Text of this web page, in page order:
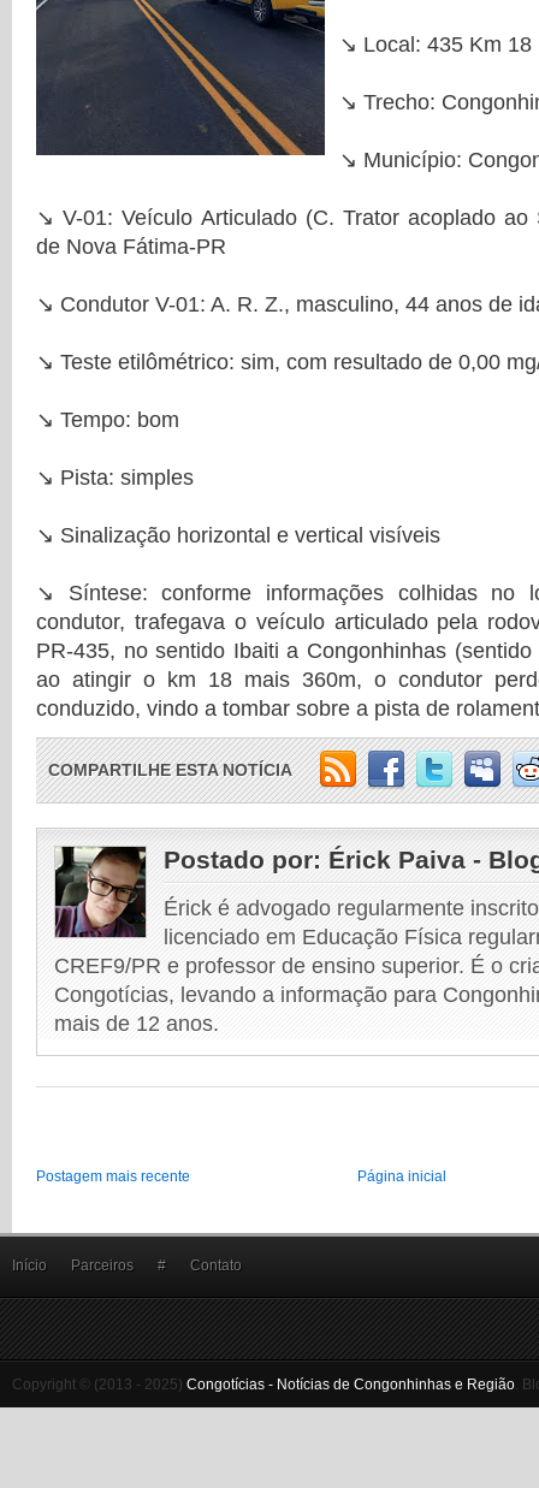
↘️ Local: 435 Km 18
↘️ Trecho:
↘️ Município:
↘️ V-01: Veículo Articulado (C. Trator acoplado
de Nova Fátima-PR
↘️ Condutor V-01: A. R. Z., masculino, 44 anos de
↘️ Teste etilômétrico: sim, com resultado de 0,00
↘️ Tempo: bom
↘️ Pista: simples
↘️ Sinalização horizontal e vertical visíveis
↘️ Síntese: conforme informações colhidas no
condutor, trafegava o veículo articulado pela
PR-435, no sentido Ibaiti a Congonhinhas
ao atingir o km 18 mais 360m, o condutor
conduzido, vindo a tombar sobre a pista de
COMPARTILHE ESTA NOTÍCIA
Postado por: Érick Paiva -
Érick é advogado regularmente
licenciado em Educação Física
CREF9/PR e professor de ensino superior. É o
Congotícias, levando a informação para
mais de 12 anos.
Postagem mais recente Página inicial
Início Parceiros # Contato
Copyright © (2013 - 2025) Congotícias - Notícias de Congonhinhas e Região.